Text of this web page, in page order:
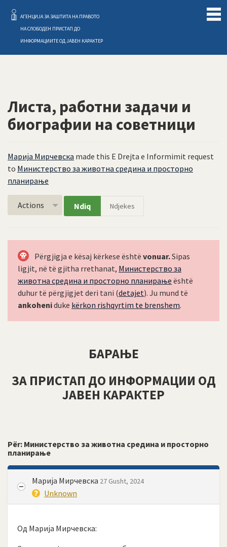
Слободен Пристап
АГЕНЦИЈА ЗА ЗАШТИТА НА ПРАВОТО
НА СЛОБОДЕН ПРИСТАП ДО
ИНФОРМАЦИИТЕ ОД ЈАВЕН КАРАКТЕР
Листа, работни задачи и
биографии на советници
Марија Мирчевска made this E Drejta e Informimit request
to Министерство за животна средина и просторно
планирање
Actions Ndiq Ndjekes
Përgjigja e kësaj kërkese është vonuar.Sipas
ligjit, në të gjitha rrethanat, Министерство за
животна средина и просторно планирање është
duhur të përgjigjet deri tani (detajet). Ju mund të
ankoheniduke kërkon rishqyrtim te brenshem.
БАРАЊЕ
ЗА ПРИСТАП ДО ИНФОРМАЦИИ ОД
ЈАВЕН КАРАКТЕР
Për: Министерство за животна средина и просторно
планирање
Марија Мирчевска 27 Gusht, 2024
Unknown
Од Марија Мирчевска: